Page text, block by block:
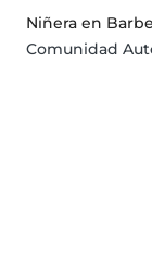
Niñera en
Comunidad